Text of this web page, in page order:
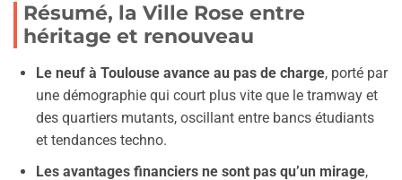
Résumé, la Ville Rose entre
héritage et renouveau
Le neuf à Toulouse avance au pas de charge, porté par
une démographie qui court plus vite que le tramway et
des quartiers mutants, oscillant entre bancs étudiants
et tendances techno.
Les avantages financiers ne sont pas qu’un mirage,